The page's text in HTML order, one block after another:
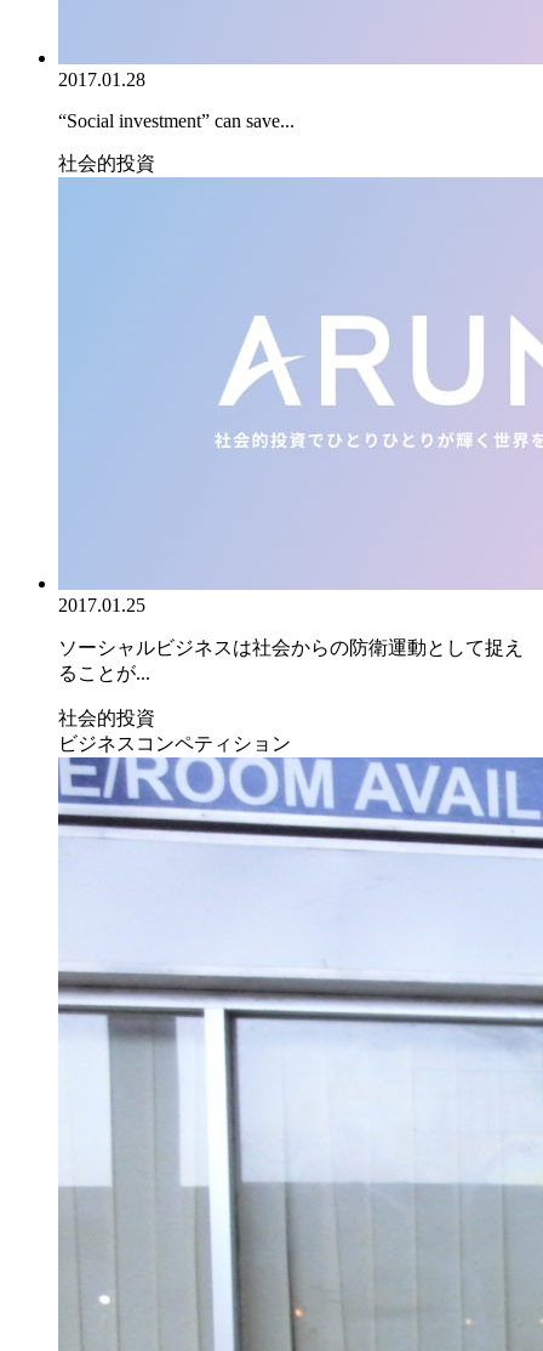
2017.01.28
“Social investment” can save...
社会的投資
2017.01.25
ソーシャルビジネスは社会からの防衛運動として捉え
ることが...
社会的投資
ビジネスコンペティション